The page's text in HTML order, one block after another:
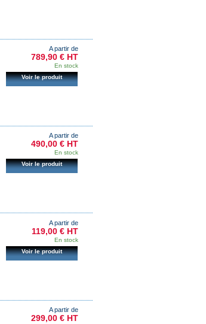
A partir de
789,90 € HT
En stock
Voir le produit
A partir de
490,00 € HT
En stock
Voir le produit
A partir de
119,00 € HT
En stock
Voir le produit
A partir de
299,00 € HT